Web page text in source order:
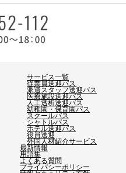
サービス一覧
従業員送迎バス
派遣スタッフ送迎バス
医療施設送迎バス
人工透析送迎バス
幼稚園・保育園バス
スクールバス
シャトルバス
ホテル送迎バス
役員送迎
外国人材紹介サービス
最新情報
用語集
よくある質問
プライバシーポリシー